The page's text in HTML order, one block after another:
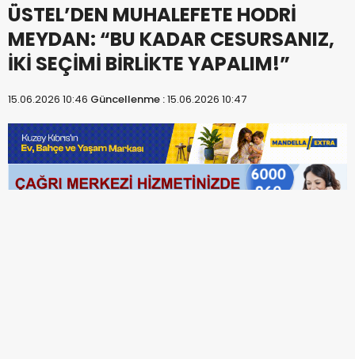
ÜSTEL’DEN MUHALEFETE HODRİ
MEYDAN: “BU KADAR CESURSANIZ,
İKİ SEÇİMİ BİRLİKTE YAPALIM!”
15.06.2026 10:46 Güncellenme :15.06.2026 10:47